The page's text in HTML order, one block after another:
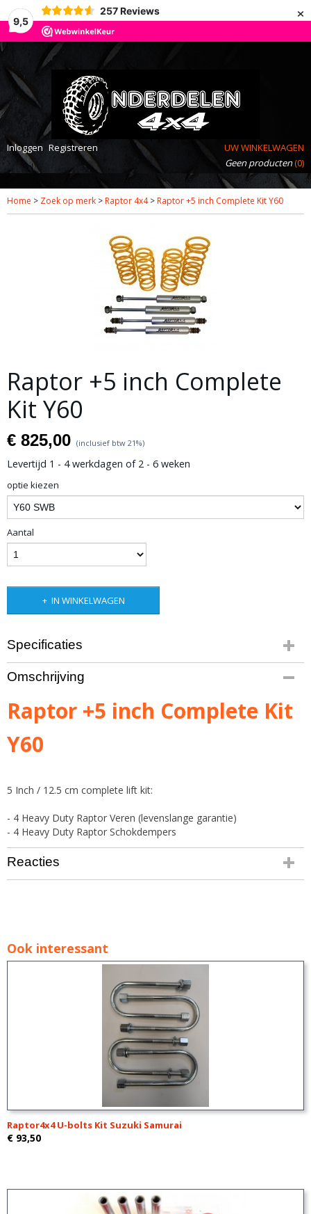
9,5
257 Reviews ×
Inloggen Registreren
UW WINKELWAGEN
Geen producten(0)
Home > Zoek op merk > Raptor 4x4> Raptor +5 inch Complete Kit Y60
Raptor +5 inch Complete
Kit Y60
€ 825,00 (inclusief btw 21%)
Levertijd 1 - 4 werkdagen of 2 - 6 weken
optie kiezen
Aantal
IN WINKELWAGEN
Specificaties
Bruto gewicht
44,00 Kg
Omschrijving
Raptor +5 inch Complete Kit
Y60
5 Inch / 12.5 cm complete lift kit:
- 4 Heavy Duty Raptor Veren (levenslange garantie)
- 4 Heavy Duty Raptor Schokdempers
Reacties
Ook interessant
Raptor4x4 U-bolts Kit Suzuki Samurai
€ 93,50